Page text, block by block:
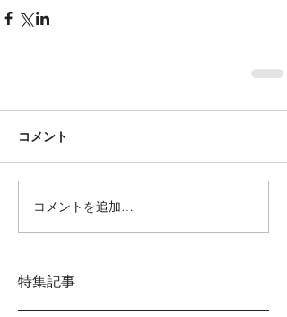
コメント
コメントを追加…
特集記事